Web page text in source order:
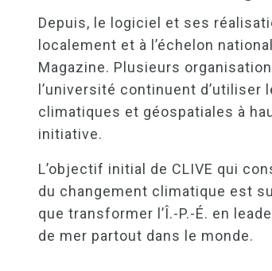
Depuis, le logiciel et ses
localement et à l’échelon
Magazine. Plusieurs
l’université continuent d’utiliser
climatiques et géospatiales à
initiative.
L’objectif initial de CLIVE qui
du changement climatique est
que transformer l’Î.-P.-É. en
de mer partout dans le monde.